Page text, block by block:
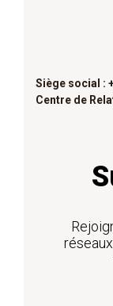
Siège social :
Centre de